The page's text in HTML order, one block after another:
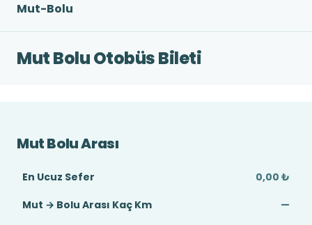
Mut-Bolu
Mut Bolu Otobüs Bileti
Mut Bolu Arası
En Ucuz Sefer
0,00 ₺
Mut → Bolu Arası Kaç Km
—